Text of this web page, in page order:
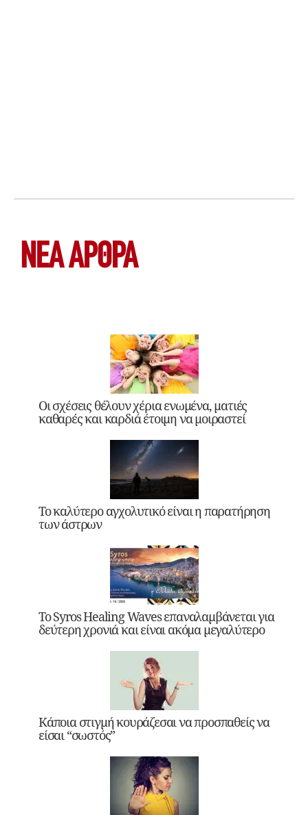
ΝΕΑ ΆΡΘΡΑ
Οι σχέσεις θέλουν χέρια ενωμένα, ματιές
καθαρές και καρδιά έτοιμη να μοιραστεί
Το καλύτερο αγχολυτικό είναι η παρατήρηση
των άστρων
Το Syros Healing Waves επαναλαμβάνεται για
δεύτερη χρονιά και είναι ακόμα μεγαλύτερο
Κάποια στιγμή κουράζεσαι να προσπαθείς να
είσαι “σωστός”